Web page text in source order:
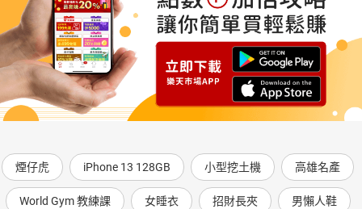
煙仔虎 iPhone 13 128GB 小型挖土機 高雄名產
World Gym 教練課 女睡衣 招財長夾 男懶人鞋